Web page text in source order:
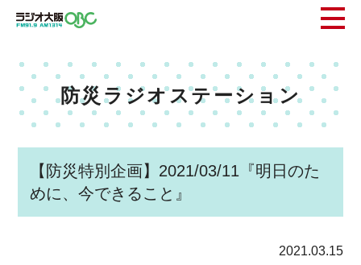
防災ラジオステーション
【防災特別企画】2021/03/11『明日のた
めに、今できること』
2021.03.15